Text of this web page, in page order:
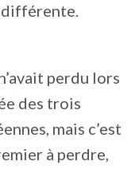
différente.
perdu lors
des trois
mais c’est
à perdre,